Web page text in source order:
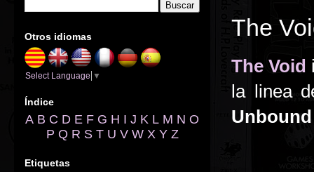
The
The Void
la linea
Unbound
Otros idiomas
Select Language ▼
Índice
A B C D E F G H I J K L M N O
P Q R S T U V W X Y Z
Etiquetas